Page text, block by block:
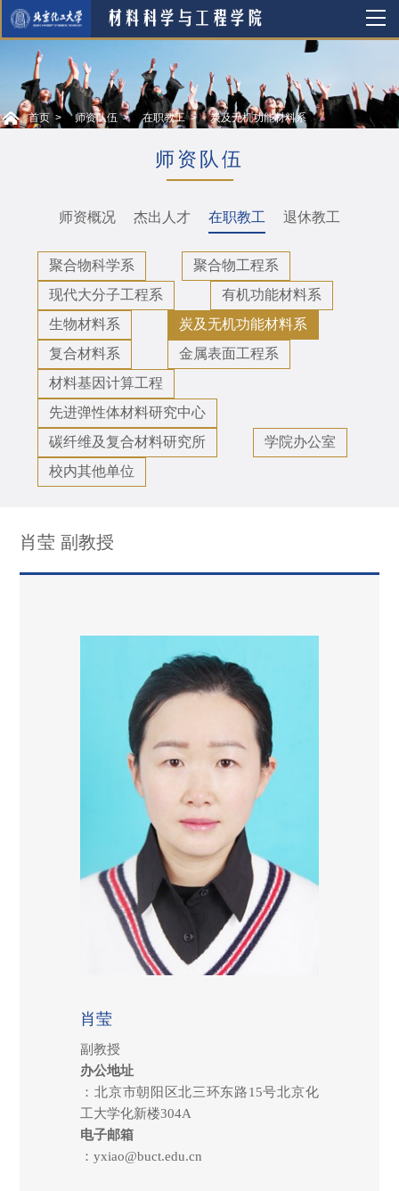
首页 师资队伍 在职教工 炭及无机功能材料系
师资队伍
师资概况 杰出人才 在职教工 退休教工
聚合物科学系
聚合物工程系
现代大分子工程系
有机功能材料系
生物材料系
炭及无机功能材料系
复合材料系
金属表面工程系
材料基因计算工程
先进弹性体材料研究中心
碳纤维及复合材料研究所
学院办公室
校内其他单位
肖莹 副教授
肖莹
副教授
办公地址
：北京市朝阳区北三环东路15号北京化
工大学化新楼304A
电子邮箱
：yxiao@buct.edu.cn